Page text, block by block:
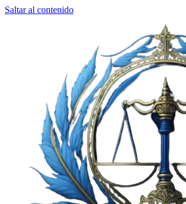
Saltar al contenido